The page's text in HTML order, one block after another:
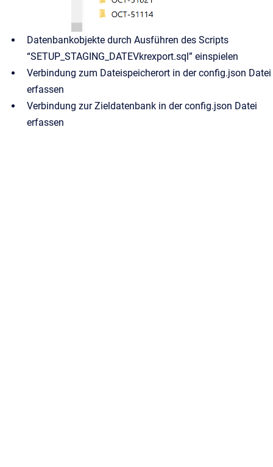
Datenbankobjekte durch Ausführen des Scripts
“SETUP_STAGING_DATEVkrexport.sql” einspielen
Verbindung zum Dateispeicherort in der config.json Datei
erfassen
Verbindung zur Zieldatenbank in der config.json Datei
erfassen